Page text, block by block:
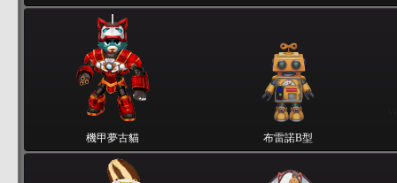
機甲夢古貓 布雷諾B型